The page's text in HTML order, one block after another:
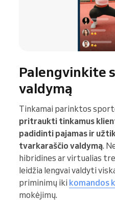
Palengvinkite
valdymą
Tinkamai parinktos
pritraukti tinkamus
padidinti pajamas ir
tvarkaraščio valdymą.
hibridines ar virtualias
leidžia lengvai valdyti
priminimų iki komandos
mokėjimų.